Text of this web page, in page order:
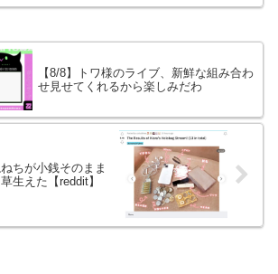
【8/8】トワ様のライブ、新鮮な組み合わ
せ見せてくれるから楽しみだわ
ちが小銭そのまま
生えた【reddit】